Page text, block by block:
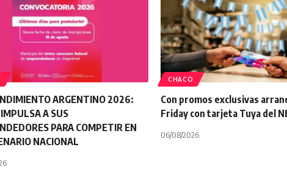
ARGENTINO 2026:
A SUS
PARA COMPETIR EN
NACIONAL
CHACO
Con promos exclusivas
Friday con tarjeta Tuya del
06/08/2026